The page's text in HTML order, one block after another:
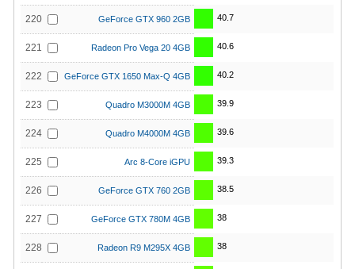
220 GeForce GTX 960 2GB 40.7
221 Radeon Pro Vega 20 4GB 40.6
222 GeForce GTX 1650 Max-Q 4GB 40.2
223 Quadro M3000M 4GB 39.9
224 Quadro M4000M 4GB 39.6
225 Arc 8-Core iGPU 39.3
226 GeForce GTX 760 2GB 38.5
227 GeForce GTX 780M 4GB 38
228 Radeon R9 M295X 4GB 38